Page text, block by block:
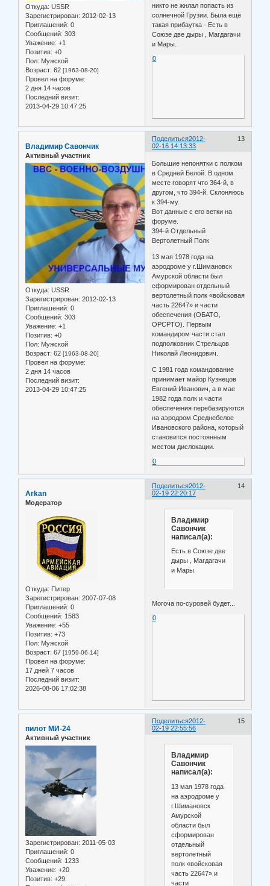
Откуда: USSR
Зарегистрирован: 2012-02-13
Приглашений: 0
Сообщений: 303
Уважение: +1
Позитив: +0
Пол: Мужской
Возраст: 62 [1963-08-20]
Провел на форуме:
2 дня 14 часов
Последний визит:
2013-04-29 10:47:25
никто не жнлал попасть из
солнечной Грузии. Была ещё
такая прибаутка - Есть в
Союзе две дыры , Магдагачи
и Мары.
0
Поделиться 13
2012-
02-16 14:13:33
Владимир Савончик
Активный участник
Откуда: USSR
Зарегистрирован: 2012-02-13
Приглашений: 0
Сообщений: 303
Уважение: +1
Позитив: +0
Пол: Мужской
Возраст: 62 [1963-08-20]
Провел на форуме:
2 дня 14 часов
Последний визит:
2013-04-29 10:47:25
Большие непонятки с полком
в Средней Белой. В одном
месте говорят что 364-й, в
другом, что 394-й. Склоняюсь
к 394-му.
Вот данные с его ветки на
форуме.
394-й Отдельный
Вертолетный Полк
13 мая 1978 года на
аэродроме у г.Шимановск
Амурской области был
сформирован отдельный
вертолетный полк «войсковая
часть 22647» и части
обеспечения (ОБАТО,
ОРСРТО). Первым
командиром части стал
подполковник Стрельцов
Николай Леонидович.
С 1981 года командование
принимает майор Кузнецов
Евгений Иванович, а в мае
1982 года полк и части
обеспечения перебазируются
на аэродром Среднебелое
Ивановского района, который
становится постоянным
местом дислокации.
0
Поделиться 14
2012-
02-19 22:20:17
Arkan
Модератор
Откуда: Питер
Зарегистрирован: 2007-07-08
Приглашений: 0
Сообщений: 1583
Уважение: +55
Позитив: +73
Пол: Мужской
Возраст: 67 [1959-06-14]
Провел на форуме:
17 дней 7 часов
Последний визит:
2026-08-06 17:02:38
Владимир
Савончик
написал(а):
Есть в Союзе две
дыры , Магдагачи
и Мары.
Могоча по-суровей будет...
0
Поделиться 15
2012-
02-19 22:55:56
пилот МИ-24
Активный участник
Зарегистрирован: 2011-05-03
Приглашений: 0
Сообщений: 1233
Уважение: +20
Позитив: +29
Владимир
Савончик
написал(а):
13 мая 1978 года
на аэродроме у
г.Шимановск
Амурской
области был
сформирован
отдельный
вертолетный
полк «войсковая
часть 22647» и
части